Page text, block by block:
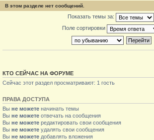
В этом разделе нет сообщений.
Показать темы за:
Поле сортировки
КТО СЕЙЧАС НА ФОРУМЕ
Сейчас этот раздел просматривают: 1 гость
ПРАВА ДОСТУПА
Вы не можете начинать темы
Вы не можете отвечать на сообщения
Вы не можете редактировать свои сообщения
Вы не можете удалять свои сообщения
Вы не можете добавлять вложения